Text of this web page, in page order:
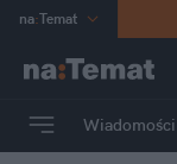
na:Temat
Poland
mama Wiadomości